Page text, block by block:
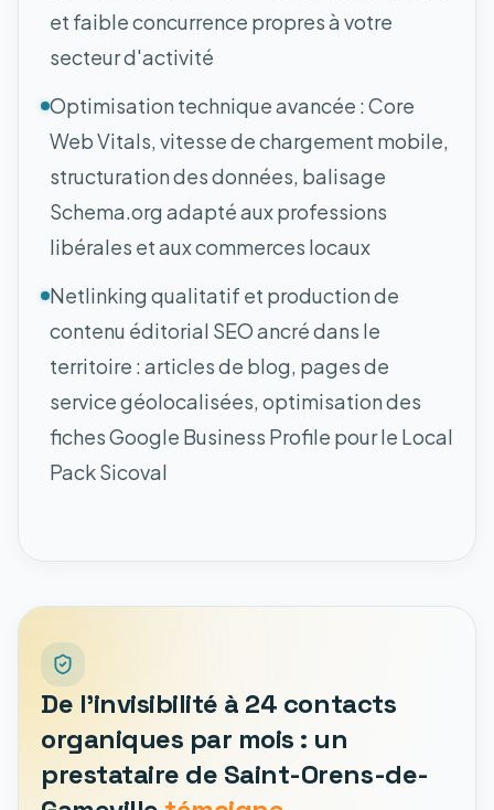
et faible concurrence propres à votre
secteur d'activité
Optimisation technique avancée : Core
Web Vitals, vitesse de chargement mobile,
structuration des données, balisage
Schema.org adapté aux professions
libérales et aux commerces locaux
Netlinking qualitatif et production de
contenu éditorial SEO ancré dans le
territoire : articles de blog, pages de
service géolocalisées, optimisation des
fiches Google Business Profile pour le Local
Pack Sicoval
De l'invisibilité à 24 contacts
organiques par mois : un
prestataire de Saint-Orens-de-